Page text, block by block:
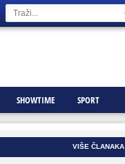
SHOWTIME SPORT
VIŠE ČLANAKA